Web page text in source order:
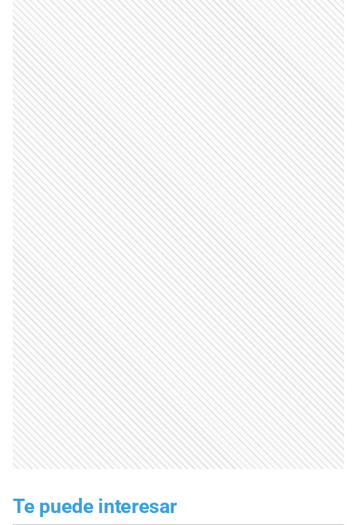
Te puede interesar